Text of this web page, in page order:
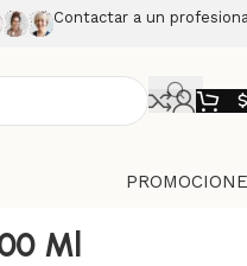
Contactar a un
$
Ml